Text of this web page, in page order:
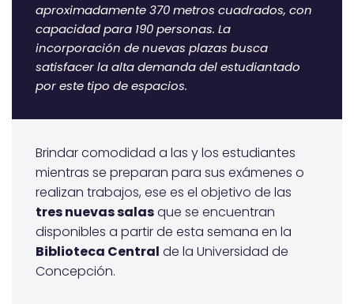
aproximadamente 370 metros cuadrados, con
capacidad para 190 personas. La
incorporación de nuevas plazas busca
satisfacer la alta demanda del estudiantado
por este tipo de espacios.
Brindar comodidad a las y los estudiantes
mientras se preparan para sus exámenes o
realizan trabajos, ese es el objetivo de las
tres nuevas salasque se encuentran
disponibles a partir de esta semana en la
Biblioteca Central de la Universidad de
Concepción.